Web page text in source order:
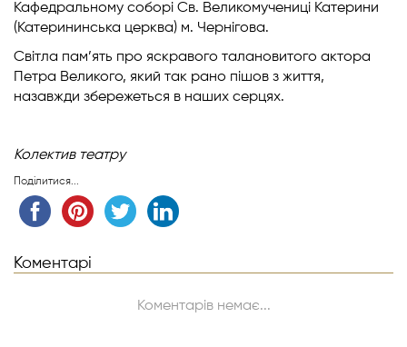
Кафедральному соборі Св. Великомучениці Катерини
(Катерининська церква) м. Чернігова.
Світла пам’ять про яскравого талановитого актора
Петра Великого, який так рано пішов з життя,
назавжди збережеться в наших серцях.
Колектив театру
Поділитися...
Коментарі
Коментарів немає...